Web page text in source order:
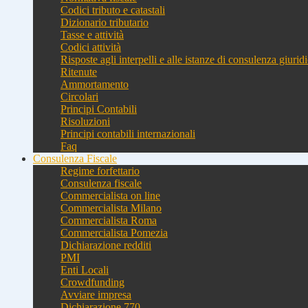
Codici tributo e catastali
Dizionario tributario
Tasse e attività
Codici attività
Risposte agli interpelli e alle istanze di consulenza
Ritenute
Ammortamento
Circolari
Principi Contabili
Risoluzioni
Principi contabili internazionali
Faq
Consulenza Fiscale
Regime forfettario
Consulenza fiscale
Commercialista on line
Commercialista Milano
Commercialista Roma
Commercialista Pomezia
Dichiarazione redditi
PMI
Enti Locali
Crowdfunding
Avviare impresa